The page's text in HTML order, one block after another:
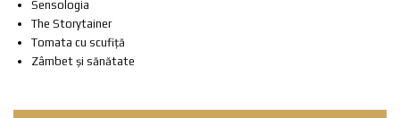
Sensologia
The Storytainer
Tomata cu scufiță
Zâmbet și sănătate